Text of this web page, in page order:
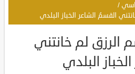
/
القسمُ الشاعر الخباز البلدي
الرزق لم خانتني
البلدي